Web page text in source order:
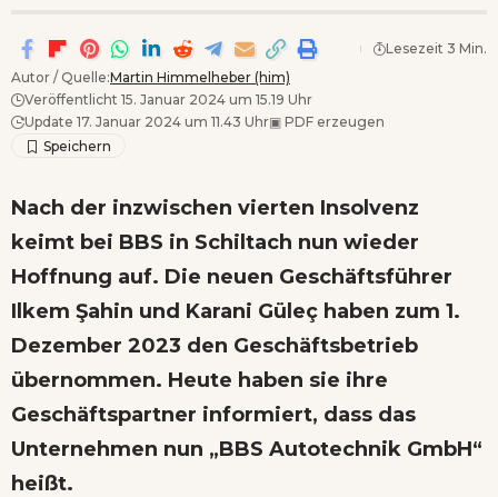
Autor / Quelle:Martin Himmelheber (him)
Veröffentlicht 15. Januar 2024 um 15.19 Uhr
Update 17. Januar 2024 um 11.43 Uhr▣ PDF erzeugen
Lesezeit 3 Min.
Nach der inzwischen vierten Insolvenz
keimt bei BBS in Schiltach nun wieder
Hoffnung auf. Die neuen Geschäftsführer
Ilkem Şahin und Karani Güleç haben zum 1.
Dezember 2023 den Geschäftsbetrieb
übernommen. Heute haben sie ihre
Geschäftspartner informiert, dass das
Unternehmen nun „BBS Autotechnik GmbH“
heißt.